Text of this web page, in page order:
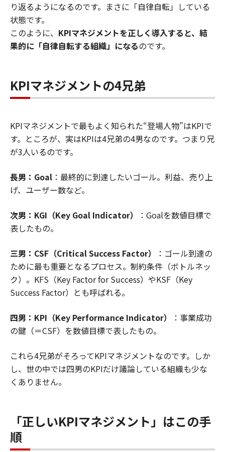
り返るようになるのです。まさに「自律自転」している
状態です。
このように、 KPIマネジメントを正しく導入すると、結
果的に「自律自転する組織」になるのです。
KPIマネジメントの4兄弟
KPIマネジメントで最もよく知られた“登場人物”はKPIで
す。ところが、実はKPIは4兄弟の4男なのです。つまり兄
が3人いるのです。
長男：Goal ：最終的に到達したいゴール。利益、売り上
げ、ユーザー数など。
次男：KGI（Key Goal Indicator）
：Goalを数値目標で
表したもの。
三男：CSF（Critical Success Factor）
：ゴール到達の
ために最も重要となるプロセス。制約条件（ボトルネッ
ク）。KFS（Key Factor for Success）やKSF（Key
Success Factor）とも呼ばれる。
四男：KPI（Key Performance Indicator）
：事業成功
の鍵（＝CSF）を数値目標で表したもの。
これら4兄弟がそろってKPIマネジメントなのです。しか
し、世の中では四男のKPIだけ議論している組織も少な
くありません。
「正しいKPIマネジメント」はこの手
順